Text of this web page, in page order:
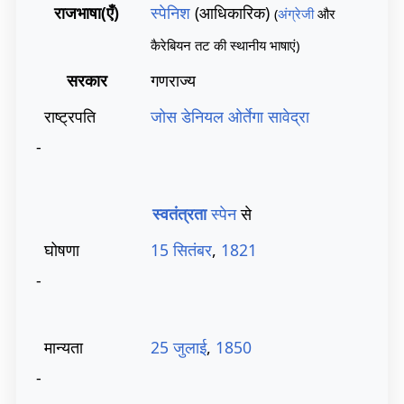
राजभाषा(एँ) स्पेनिश (आधिकारिक) (अंग्रेजीऔर
कैरेबियन तट की स्थानीय भाषाएं)
सरकार गणराज्य
-
राष्ट्रपति जोस डेनियल ओर्तेगा सावेद्रा
स्वतंत्रता स्पेनसे
-
घोषणा 15 सितंबर, 1821
-
मान्यता 25 जुलाई, 1850